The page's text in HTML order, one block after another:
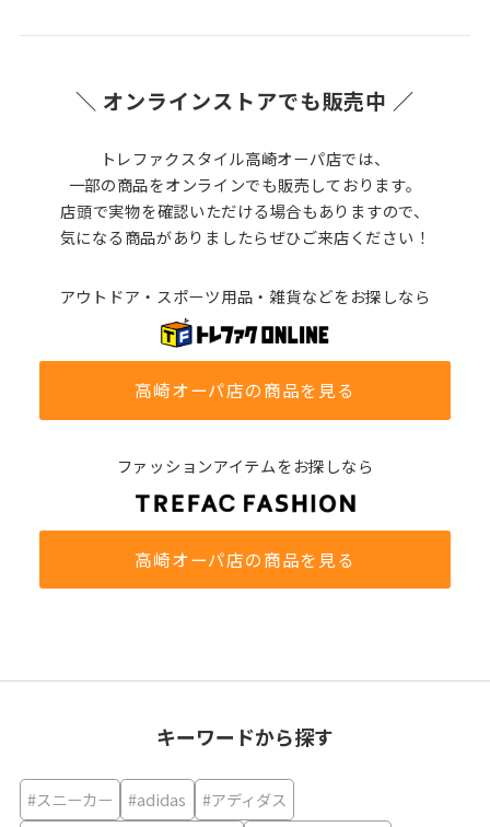
＼ オンラインストアでも販売中 ／
トレファクスタイル高崎オーパ店では、
一部の商品をオンラインでも販売しております。
店頭で実物を確認いただける場合もありますので、
気になる商品がありましたらぜひご来店ください！
アウトドア・スポーツ用品・雑貨などをお探しなら
高崎オーパ店の商品を見る
ファッションアイテムをお探しなら
高崎オーパ店の商品を見る
キーワードから探す
#スニーカー #adidas #アディダス